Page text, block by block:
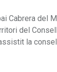
Cabrera del
del Consell
la